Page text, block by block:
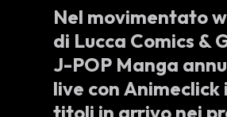
Nel movimentato
di Lucca Comics &
J-POP Manga
live con Animeclick
titoli in arrivo nei